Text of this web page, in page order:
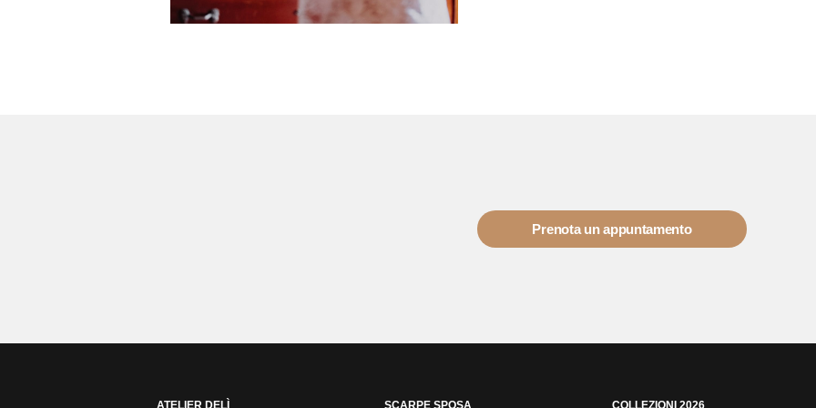
Prenota un appuntamento
ATELIER DELÌ SCARPE SPOSA COLLEZIONI 2026